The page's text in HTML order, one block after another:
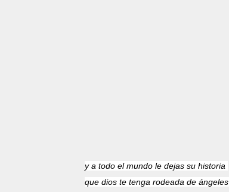
y a todo el mundo le dejas su historia
que dios te tenga rodeada de ángeles